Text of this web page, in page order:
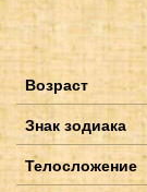
Возраст
Знак зодиака
Телосложение